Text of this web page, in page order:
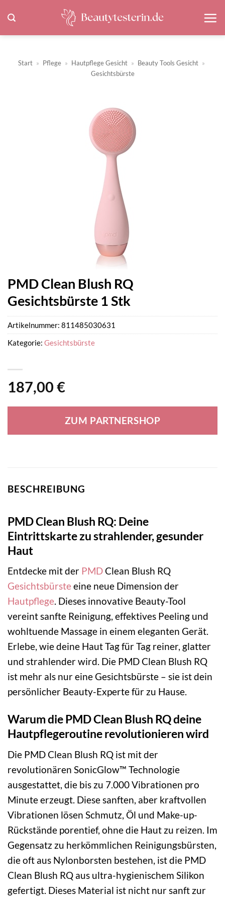
Inhalt
springen
Start » Pflege » Hautpflege Gesicht » Beauty Tools Gesicht »
Gesichtsbürste
PMD Clean Blush RQ
Gesichtsbürste 1 Stk
187,00 €
ZUM PARTNERSHOP
Artikelnummer: 811485030631
Kategorie: Gesichtsbürste
BESCHREIBUNG
PMD Clean Blush RQ: Deine
Eintrittskarte zu strahlender, gesunder
Haut
Entdecke mit der PMDClean Blush RQ
Gesichtsbürsteeine neue Dimension der
Hautpflege. Dieses innovative Beauty-Tool
vereint sanfte Reinigung, effektives Peeling und
wohltuende Massage in einem eleganten Gerät.
Erlebe, wie deine Haut Tag für Tag reiner, glatter
und strahlender wird. Die PMD Clean Blush RQ
ist mehr als nur eine Gesichtsbürste – sie ist dein
persönlicher Beauty-Experte für zu Hause.
Warum die PMD Clean Blush RQ deine
Hautpflegeroutine revolutionieren wird
Die PMD Clean Blush RQ ist mit der
revolutionären SonicGlow™ Technologie
ausgestattet, die bis zu 7.000 Vibrationen pro
Minute erzeugt. Diese sanften, aber kraftvollen
Vibrationen lösen Schmutz, Öl und Make-up-
Rückstände porentief, ohne die Haut zu reizen. Im
Gegensatz zu herkömmlichen Reinigungsbürsten,
die oft aus Nylonborsten bestehen, ist die PMD
Clean Blush RQ aus ultra-hygienischem Silikon
gefertigt. Dieses Material ist nicht nur sanft zur